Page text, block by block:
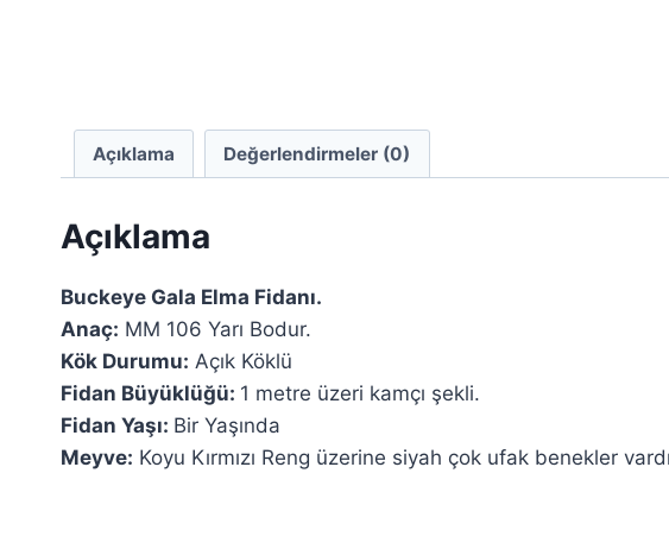
Açıklama Değerlendirmeler (0)
Açıklama
Buckeye Gala Elma Fidanı.
Anaç: MM 106 Yarı Bodur.
Kök Durumu: Açık Köklü
Fidan Büyüklüğü: 1 metre üzeri kamçı şekli.
Fidan Yaşı: Bir Yaşında
Meyve: Koyu Kırmızı Reng üzerine siyah çok ufak benekler